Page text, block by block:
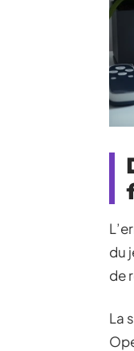
du
de
La